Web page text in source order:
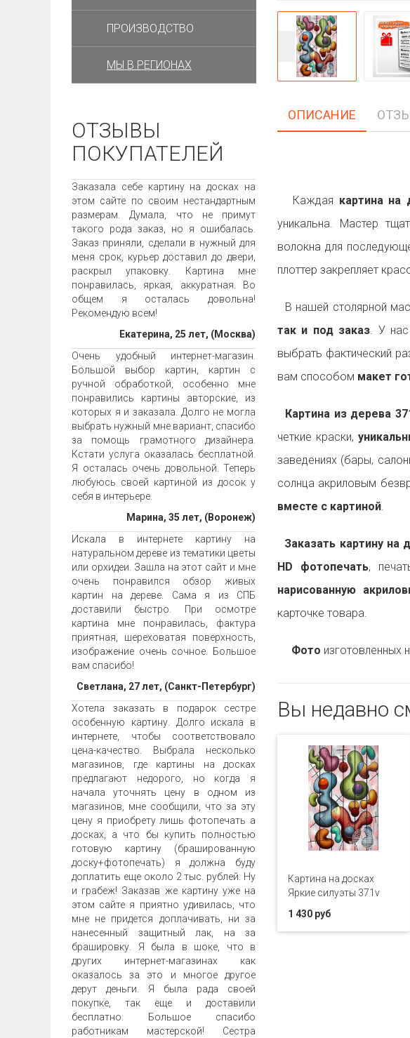
ОПИСАНИЕ
Каждая картина на
уникальна. Мастер
волокна для
плоттер закрепляет
В нашей столярной
так и под заказ . У
выбрать фактический
вам способом макет
Картина из дерева
четкие краски,
заведениях (бары,
солнца акриловым
вместе с картиной.
Заказать картину на
HD фотопечать,
нарисованную
карточке товара.
Фото изготовленных
Вы недавно
Картина на досках
Яркие силуэты 371v
1 430 руб
ПРОИЗВОДСТВО
МЫ В РЕГИОНАХ
ОТЗЫВЫ
ПОКУПАТЕЛЕЙ
Заказала себе картину на досках на
этом сайте по своим нестандартным
размерам. Думала, что не примут
такого рода заказ, но я ошибалась.
Заказ приняли, сделали в нужный для
меня срок, курьер доставил до двери,
раскрыл упаковку. Картина мне
понравилась, яркая, аккуратная. Во
общем я осталась довольна!
Рекомендую всем!
Екатерина, 25 лет, (Москва)
Очень удобный интернет-магазин.
Большой выбор картин, картин с
ручной обработкой, особенно мне
понравились картины авторские, из
которых я и заказала. Долго не могла
выбрать нужный мне вариант, спасибо
за помощь грамотного дизайнера.
Кстати услуга оказалась бесплатной.
Я осталась очень довольной. Теперь
любуюсь своей картиной из досок у
себя в интерьере.
Марина, 35 лет, (Воронеж)
Искала в интернете картину на
натуральном дереве из тематики цветы
или орхидеи. Зашла на этот сайт и мне
очень понравился обзор живых
картин на дереве. Сама я из СПБ
доставили быстро. При осмотре
картина мне понравилась, фактура
приятная, шереховатая поверхность,
изображение очень сочное. Большое
вам спасибо!
Светлана, 27 лет, (Санкт-Петербург)
Хотела заказать в подарок сестре
особенную картину. Долго искала в
интернете, чтобы соответствовало
цена-качество. Выбрала несколько
магазинов, где картины на досках
предлагают недорого, но когда я
начала уточнять цену в одном из
магазинов, мне сообщили, что за эту
цену я приобрету лишь фотопечать а
досках, а что бы купить полностью
готовую картину (брашированную
доску+фотопечать) я должна буду
доплатить еще около 2 тыс. рублей. Ну
и грабеж! Заказав же картину уже на
этом сайте я приятно удивилась, что
мне не придется доплачивать, ни за
нанесенный защитный лак, на за
брашировку. Я была в шоке, что в
других интернет-магазинах как
оказалось за это и многое другое
дерут деньги. Я была рада своей
покупке, так еще и доставили
бесплатно. Большое спасибо
работникам мастерской! Сестра